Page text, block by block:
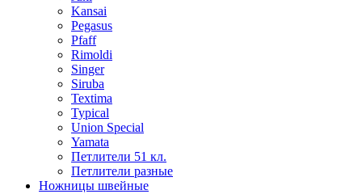
Kansai
Pegasus
Pfaff
Rimoldi
Singer
Siruba
Textima
Typical
Union Special
Yamata
Петлители 51 кл.
Петлители разные
Ножницы швейные